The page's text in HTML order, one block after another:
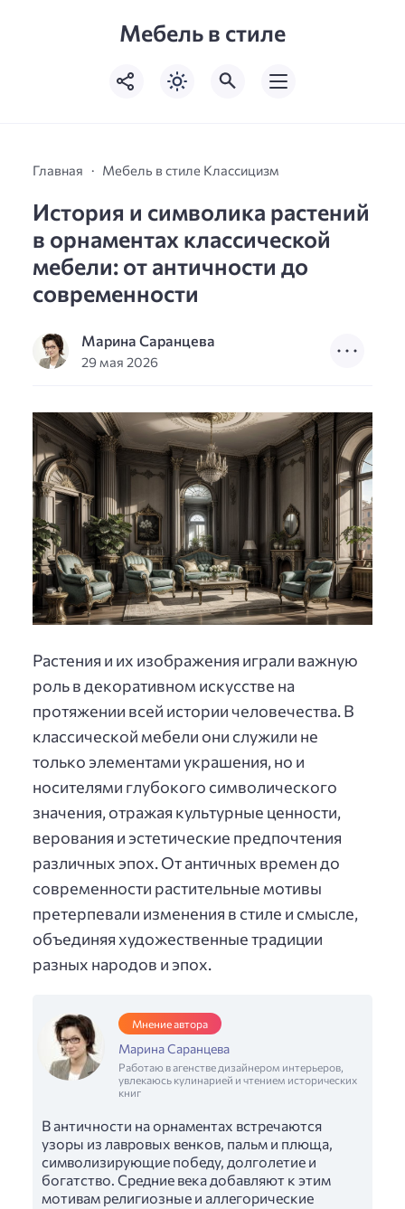
Мебель в стиле
Главная Мебель в стиле Классицизм
История и символика растений
в орнаментах классической
мебели: от античности до
современности
Марина Саранцева
29 мая 2026
Растения и их изображения играли важную
роль в декоративном искусстве на
протяжении всей истории человечества. В
классической мебели они служили не
только элементами украшения, но и
носителями глубокого символического
значения, отражая культурные ценности,
верования и эстетические предпочтения
различных эпох. От античных времен до
современности растительные мотивы
претерпевали изменения в стиле и смысле,
объединяя художественные традиции
разных народов и эпох.
Мнение автора
Марина Саранцева
Работаю в агенстве дизайнером интерьеров,
увлекаюсь кулинарией и чтением исторических
книг
В античности на орнаментах встречаются
узоры из лавровых венков, пальм и плюща,
символизирующие победу, долголетие и
богатство. Средние века добавляют к этим
мотивам религиозные и аллегорические